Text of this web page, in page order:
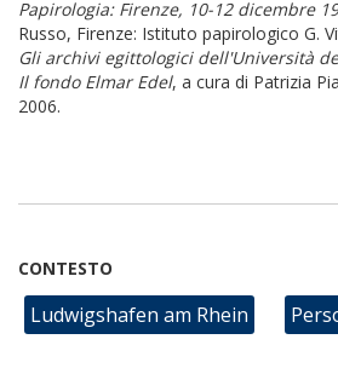
Papirologia: Firenze, 10-12 dicembre
Russo, Firenze: Istituto papirologico G.
Gli archivi egittologici dell'Università
Il fondo Elmar Edel, a cura di Patrizia
2006.
CONTESTO
Ludwigshafen am Rhein